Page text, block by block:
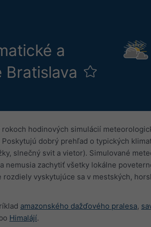
a
Bratislava
hodinových simulácií
dobrý prehľad o typických
slnečný svit a vietor). Simulované
zachytiť všetky lokálne
vyskytujúce sa v mestských,
amazonského dažďového pralesa,
Himalájí.